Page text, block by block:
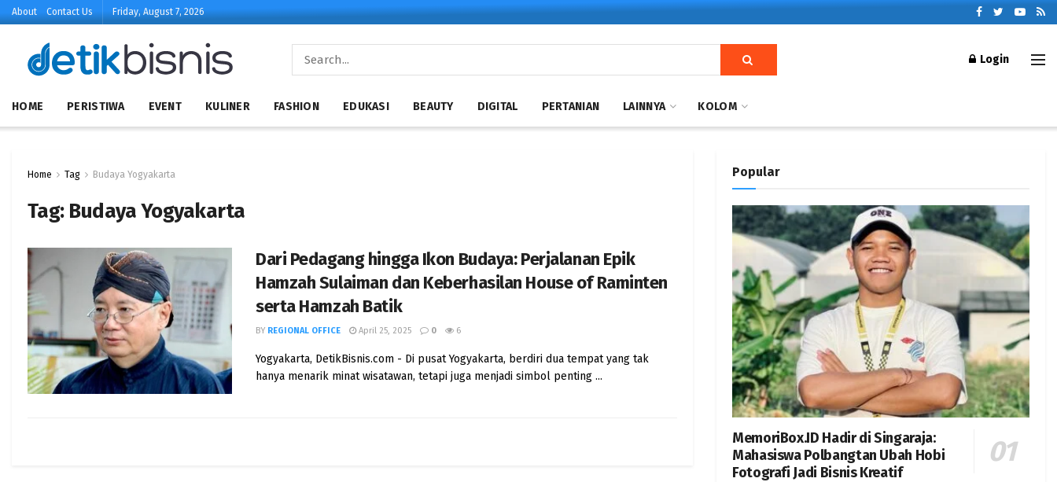
About Contact Us Friday, August 7, 2026
Login
HOME PERISTIWA EVENT KULINER FASHION EDUKASI BEAUTY DIGITAL PERTANIAN LAINNYA KOLOM
Home Tag Budaya Yogyakarta
Tag: Budaya Yogyakarta
Dari Pedagang hingga Ikon Budaya: Perjalanan Epik
Hamzah Sulaiman dan Keberhasilan House of Raminten
serta Hamzah Batik
BY REGIONAL OFFICE April 25, 2025 0 6
Yogyakarta, DetikBisnis.com - Di pusat Yogyakarta, berdiri dua tempat yang tak
hanya menarik minat wisatawan, tetapi juga menjadi simbol penting ...
Popular
MemoriBox.ID Hadir di Singaraja:
Mahasiswa Polbangtan Ubah Hobi
Fotografi Jadi Bisnis Kreatif